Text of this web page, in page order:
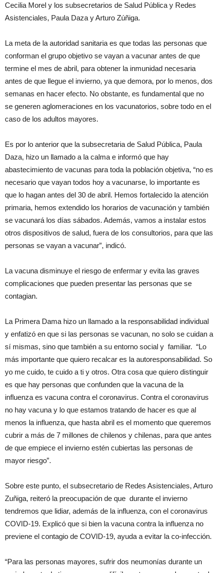
Cecilia Morel y los subsecretarios de Salud Pública y Redes
Asistenciales, Paula Daza y Arturo Zúñiga.
La meta de la autoridad sanitaria es que todas las personas que
conforman el grupo objetivo se vayan a vacunar antes de que
termine el mes de abril, para obtener la inmunidad necesaria
antes de que llegue el invierno, ya que demora, por lo menos, dos
semanas en hacer efecto. No obstante, es fundamental que no
se generen aglomeraciones en los vacunatorios, sobre todo en el
caso de los adultos mayores.
Es por lo anterior que la subsecretaria de Salud Pública, Paula
Daza, hizo un llamado a la calma e informó que hay
abastecimiento de vacunas para toda la población objetiva, “no es
necesario que vayan todos hoy a vacunarse, lo importante es
que lo hagan antes del 30 de abril. Hemos fortalecido la atención
primaria, hemos extendido los horarios de vacunación y también
se vacunará los días sábados. Además, vamos a instalar estos
otros dispositivos de salud, fuera de los consultorios, para que las
personas se vayan a vacunar”, indicó.
La vacuna disminuye el riesgo de enfermar y evita las graves
complicaciones que pueden presentar las personas que se
contagian.
La Primera Dama hizo un llamado a la responsabilidad individual
y enfatizó en que si las personas se vacunan, no solo se cuidan a
sí mismas, sino que también a su entorno social y familiar. “Lo
más importante que quiero recalcar es la autoresponsabilidad. So
yo me cuido, te cuido a ti y otros. Otra cosa que quiero distinguir
es que hay personas que confunden que la vacuna de la
influenza es vacuna contra el coronavirus. Contra el coronavirus
no hay vacuna y lo que estamos tratando de hacer es que al
menos la influenza, que hasta abril es el momento que queremos
cubrir a más de 7 millones de chilenos y chilenas, para que antes
de que empiece el invierno estén cubiertas las personas de
mayor riesgo”.
Sobre este punto, el subsecretario de Redes Asistenciales, Arturo
Zuñiga, reiteró la preocupación de que durante el invierno
tendremos que lidiar, además de la influenza, con el coronavirus
COVID-19. Explicó que si bien la vacuna contra la influenza no
previene el contagio de COVID-19, ayuda a evitar la co-infección.
“Para las personas mayores, sufrir dos neumonías durante un